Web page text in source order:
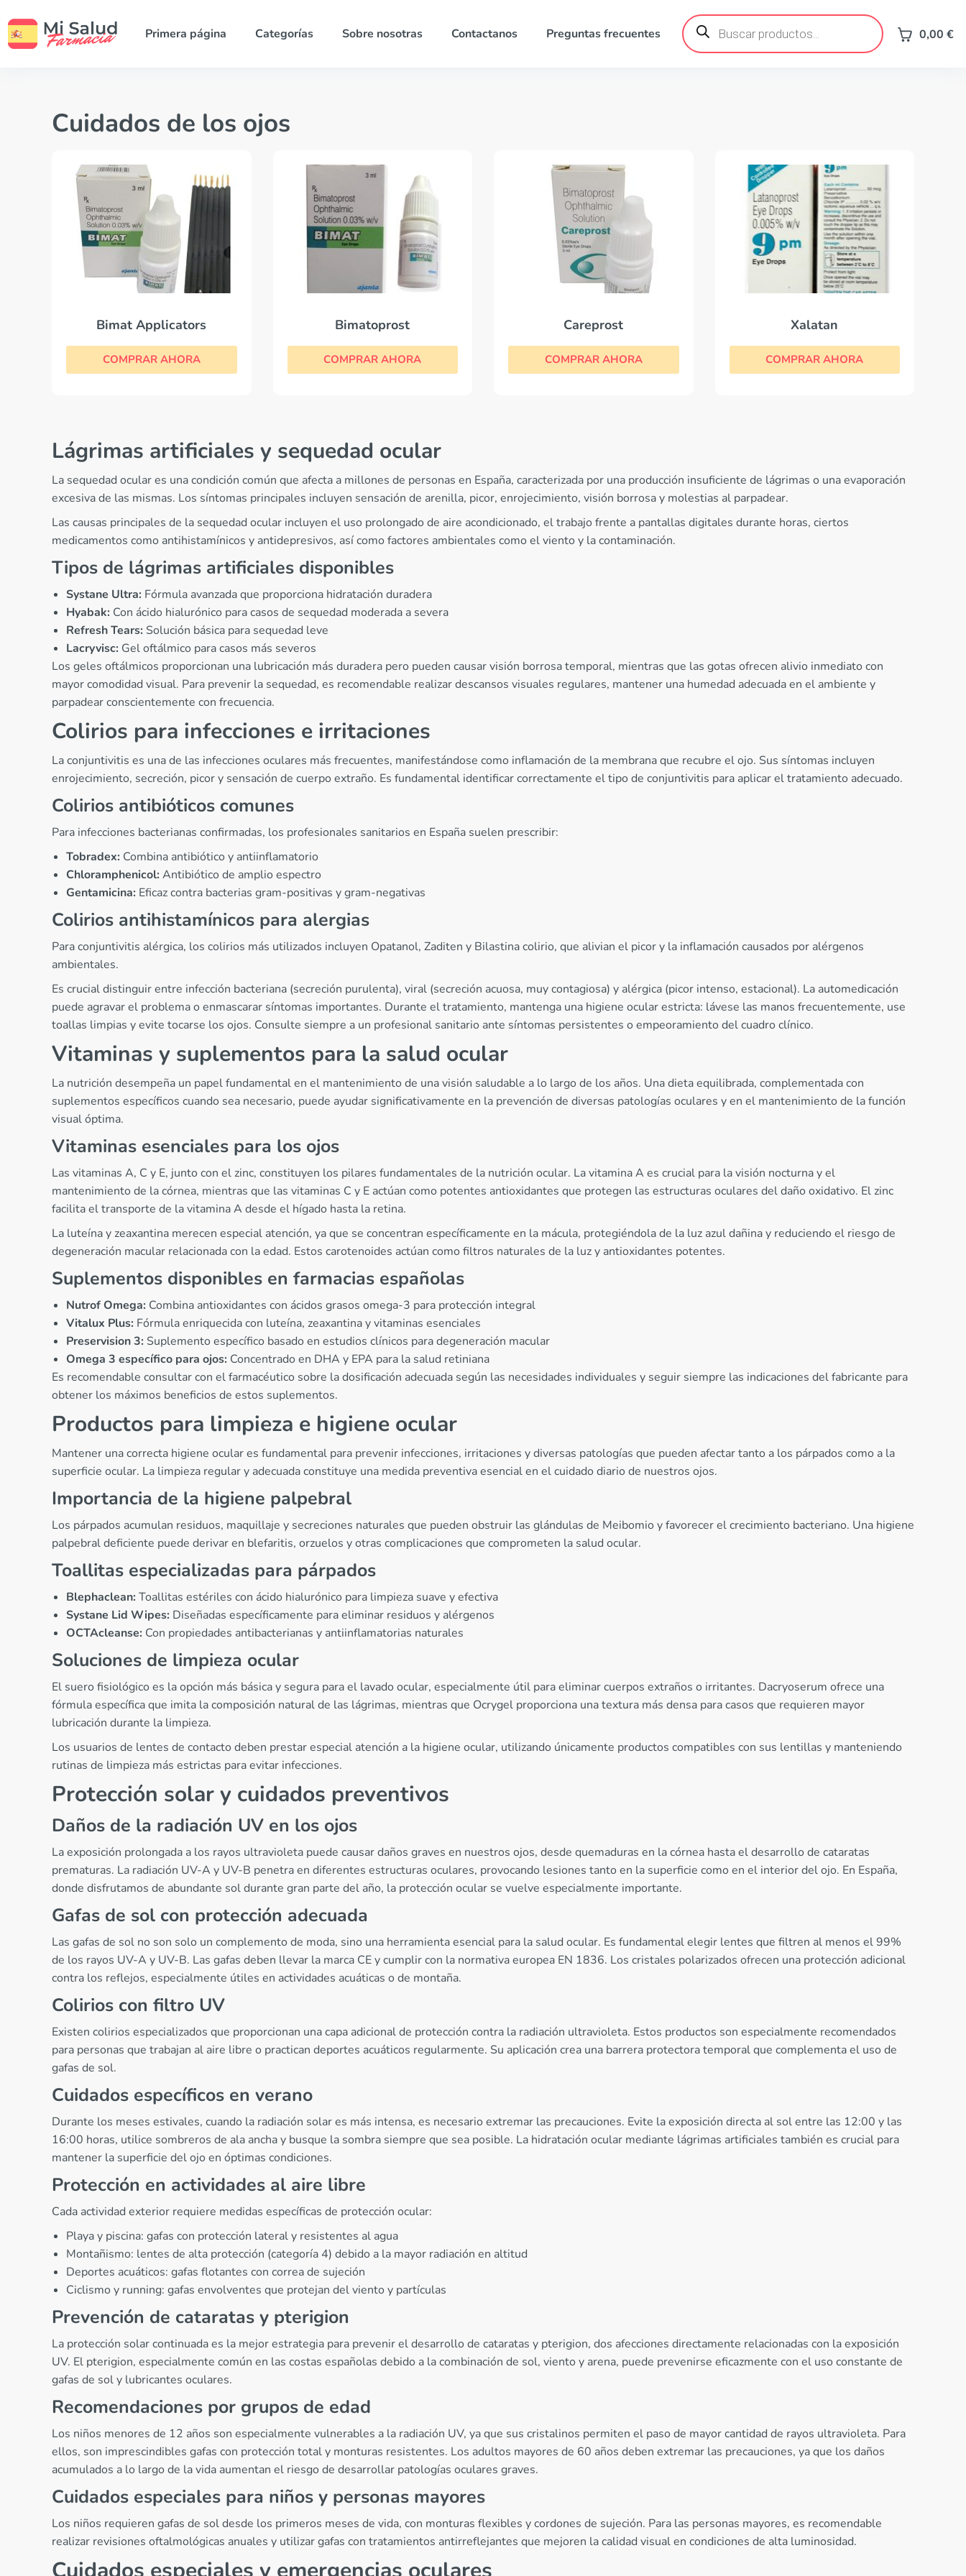
Primera página Categorías Sobre nosotras Contactanos Preguntas frecuentes
Búsqueda
de
productos 0,00 €
Cuidados de los ojos
Bimat Applicators
COMPRAR AHORA
Bimatoprost
COMPRAR AHORA
Careprost
COMPRAR AHORA
Xalatan
COMPRAR AHORA
Lágrimas artificiales y sequedad ocular
La sequedad ocular es una condición común que afecta a millones de personas en España, caracterizada por una producción insuficiente de lágrimas o una evaporación
excesiva de las mismas. Los síntomas principales incluyen sensación de arenilla, picor, enrojecimiento, visión borrosa y molestias al parpadear.
Las causas principales de la sequedad ocular incluyen el uso prolongado de aire acondicionado, el trabajo frente a pantallas digitales durante horas, ciertos
medicamentos como antihistamínicos y antidepresivos, así como factores ambientales como el viento y la contaminación.
Tipos de lágrimas artificiales disponibles
Systane Ultra: Fórmula avanzada que proporciona hidratación duradera
Hyabak: Con ácido hialurónico para casos de sequedad moderada a severa
Refresh Tears: Solución básica para sequedad leve
Lacryvisc: Gel oftálmico para casos más severos
Los geles oftálmicos proporcionan una lubricación más duradera pero pueden causar visión borrosa temporal, mientras que las gotas ofrecen alivio inmediato con
mayor comodidad visual. Para prevenir la sequedad, es recomendable realizar descansos visuales regulares, mantener una humedad adecuada en el ambiente y
parpadear conscientemente con frecuencia.
Colirios para infecciones e irritaciones
La conjuntivitis es una de las infecciones oculares más frecuentes, manifestándose como inflamación de la membrana que recubre el ojo. Sus síntomas incluyen
enrojecimiento, secreción, picor y sensación de cuerpo extraño. Es fundamental identificar correctamente el tipo de conjuntivitis para aplicar el tratamiento adecuado.
Colirios antibióticos comunes
Para infecciones bacterianas confirmadas, los profesionales sanitarios en España suelen prescribir:
Tobradex: Combina antibiótico y antiinflamatorio
Chloramphenicol: Antibiótico de amplio espectro
Gentamicina: Eficaz contra bacterias gram-positivas y gram-negativas
Colirios antihistamínicos para alergias
Para conjuntivitis alérgica, los colirios más utilizados incluyen Opatanol, Zaditen y Bilastina colirio, que alivian el picor y la inflamación causados por alérgenos
ambientales.
Es crucial distinguir entre infección bacteriana (secreción purulenta), viral (secreción acuosa, muy contagiosa) y alérgica (picor intenso, estacional). La automedicación
puede agravar el problema o enmascarar síntomas importantes. Durante el tratamiento, mantenga una higiene ocular estricta: lávese las manos frecuentemente, use
toallas limpias y evite tocarse los ojos. Consulte siempre a un profesional sanitario ante síntomas persistentes o empeoramiento del cuadro clínico.
Vitaminas y suplementos para la salud ocular
La nutrición desempeña un papel fundamental en el mantenimiento de una visión saludable a lo largo de los años. Una dieta equilibrada, complementada con
suplementos específicos cuando sea necesario, puede ayudar significativamente en la prevención de diversas patologías oculares y en el mantenimiento de la función
visual óptima.
Vitaminas esenciales para los ojos
Las vitaminas A, C y E, junto con el zinc, constituyen los pilares fundamentales de la nutrición ocular. La vitamina A es crucial para la visión nocturna y el
mantenimiento de la córnea, mientras que las vitaminas C y E actúan como potentes antioxidantes que protegen las estructuras oculares del daño oxidativo. El zinc
facilita el transporte de la vitamina A desde el hígado hasta la retina.
La luteína y zeaxantina merecen especial atención, ya que se concentran específicamente en la mácula, protegiéndola de la luz azul dañina y reduciendo el riesgo de
degeneración macular relacionada con la edad. Estos carotenoides actúan como filtros naturales de la luz y antioxidantes potentes.
Suplementos disponibles en farmacias españolas
Nutrof Omega: Combina antioxidantes con ácidos grasos omega-3 para protección integral
Vitalux Plus: Fórmula enriquecida con luteína, zeaxantina y vitaminas esenciales
Preservision 3: Suplemento específico basado en estudios clínicos para degeneración macular
Omega 3 específico para ojos: Concentrado en DHA y EPA para la salud retiniana
Es recomendable consultar con el farmacéutico sobre la dosificación adecuada según las necesidades individuales y seguir siempre las indicaciones del fabricante para
obtener los máximos beneficios de estos suplementos.
Productos para limpieza e higiene ocular
Mantener una correcta higiene ocular es fundamental para prevenir infecciones, irritaciones y diversas patologías que pueden afectar tanto a los párpados como a la
superficie ocular. La limpieza regular y adecuada constituye una medida preventiva esencial en el cuidado diario de nuestros ojos.
Importancia de la higiene palpebral
Los párpados acumulan residuos, maquillaje y secreciones naturales que pueden obstruir las glándulas de Meibomio y favorecer el crecimiento bacteriano. Una higiene
palpebral deficiente puede derivar en blefaritis, orzuelos y otras complicaciones que comprometen la salud ocular.
Toallitas especializadas para párpados
Blephaclean: Toallitas estériles con ácido hialurónico para limpieza suave y efectiva
Systane Lid Wipes: Diseñadas específicamente para eliminar residuos y alérgenos
OCTAcleanse: Con propiedades antibacterianas y antiinflamatorias naturales
Soluciones de limpieza ocular
El suero fisiológico es la opción más básica y segura para el lavado ocular, especialmente útil para eliminar cuerpos extraños o irritantes. Dacryoserum ofrece una
fórmula específica que imita la composición natural de las lágrimas, mientras que Ocrygel proporciona una textura más densa para casos que requieren mayor
lubricación durante la limpieza.
Los usuarios de lentes de contacto deben prestar especial atención a la higiene ocular, utilizando únicamente productos compatibles con sus lentillas y manteniendo
rutinas de limpieza más estrictas para evitar infecciones.
Protección solar y cuidados preventivos
Daños de la radiación UV en los ojos
La exposición prolongada a los rayos ultravioleta puede causar daños graves en nuestros ojos, desde quemaduras en la córnea hasta el desarrollo de cataratas
prematuras. La radiación UV-A y UV-B penetra en diferentes estructuras oculares, provocando lesiones tanto en la superficie como en el interior del ojo. En España,
donde disfrutamos de abundante sol durante gran parte del año, la protección ocular se vuelve especialmente importante.
Gafas de sol con protección adecuada
Las gafas de sol no son solo un complemento de moda, sino una herramienta esencial para la salud ocular. Es fundamental elegir lentes que filtren al menos el 99%
de los rayos UV-A y UV-B. Las gafas deben llevar la marca CE y cumplir con la normativa europea EN 1836. Los cristales polarizados ofrecen una protección adicional
contra los reflejos, especialmente útiles en actividades acuáticas o de montaña.
Colirios con filtro UV
Existen colirios especializados que proporcionan una capa adicional de protección contra la radiación ultravioleta. Estos productos son especialmente recomendados
para personas que trabajan al aire libre o practican deportes acuáticos regularmente. Su aplicación crea una barrera protectora temporal que complementa el uso de
gafas de sol.
Cuidados específicos en verano
Durante los meses estivales, cuando la radiación solar es más intensa, es necesario extremar las precauciones. Evite la exposición directa al sol entre las 12:00 y las
16:00 horas, utilice sombreros de ala ancha y busque la sombra siempre que sea posible. La hidratación ocular mediante lágrimas artificiales también es crucial para
mantener la superficie del ojo en óptimas condiciones.
Protección en actividades al aire libre
Cada actividad exterior requiere medidas específicas de protección ocular:
Playa y piscina: gafas con protección lateral y resistentes al agua
Montañismo: lentes de alta protección (categoría 4) debido a la mayor radiación en altitud
Deportes acuáticos: gafas flotantes con correa de sujeción
Ciclismo y running: gafas envolventes que protejan del viento y partículas
Prevención de cataratas y pterigion
La protección solar continuada es la mejor estrategia para prevenir el desarrollo de cataratas y pterigion, dos afecciones directamente relacionadas con la exposición
UV. El pterigion, especialmente común en las costas españolas debido a la combinación de sol, viento y arena, puede prevenirse eficazmente con el uso constante de
gafas de sol y lubricantes oculares.
Recomendaciones por grupos de edad
Los niños menores de 12 años son especialmente vulnerables a la radiación UV, ya que sus cristalinos permiten el paso de mayor cantidad de rayos ultravioleta. Para
ellos, son imprescindibles gafas con protección total y monturas resistentes. Los adultos mayores de 60 años deben extremar las precauciones, ya que los daños
acumulados a lo largo de la vida aumentan el riesgo de desarrollar patologías oculares graves.
Cuidados especiales para niños y personas mayores
Los niños requieren gafas de sol desde los primeros meses de vida, con monturas flexibles y cordones de sujeción. Para las personas mayores, es recomendable
realizar revisiones oftalmológicas anuales y utilizar gafas con tratamientos antirreflejantes que mejoren la calidad visual en condiciones de alta luminosidad.